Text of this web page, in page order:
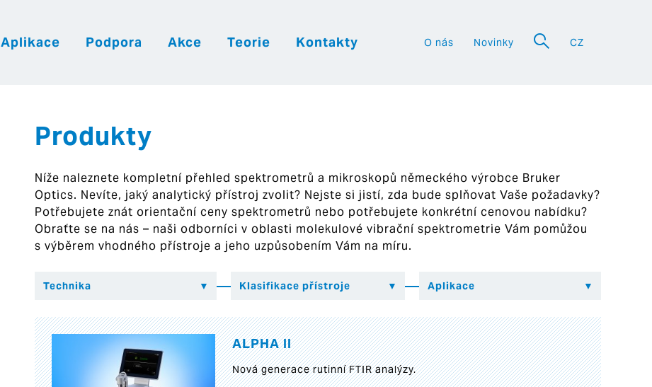
Aplikace Podpora Akce Teorie Kontakty O nás Novinky CZ
Produkty
Níže naleznete kompletní přehled spektrometrů a mikroskopů německého výrobce Bruker
Optics. Nevíte, jaký analytický přístroj zvolit? Nejste si jistí, zda bude splňovat Vaše požadavky?
Potřebujete znát orientační ceny spektrometrů nebo potřebujete konkrétní cenovou nabídku?
Obraťte se na nás – naši odborníci v oblasti molekulové vibrační spektrometrie Vám pomůžou
s výběrem vhodného přístroje a jeho uzpůsobením Vám na míru.
ALPHA II
Nová generace rutinní FTIR analýzy.